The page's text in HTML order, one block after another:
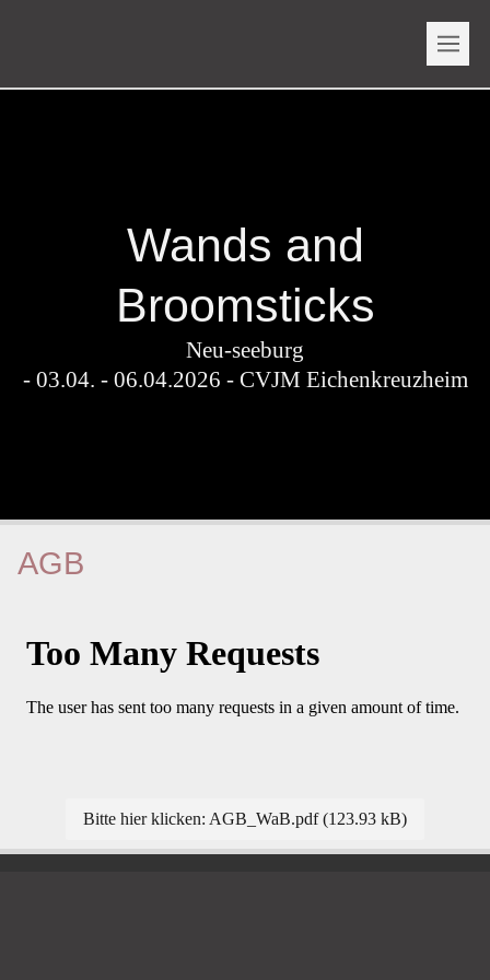
Wands and
Broomsticks
Neu-seeburg
- 03.04. - 06.04.2026 - CVJM Eichenkreuzheim
AGB
Bitte hier klicken: AGB_WaB.pdf (123.93 kB)